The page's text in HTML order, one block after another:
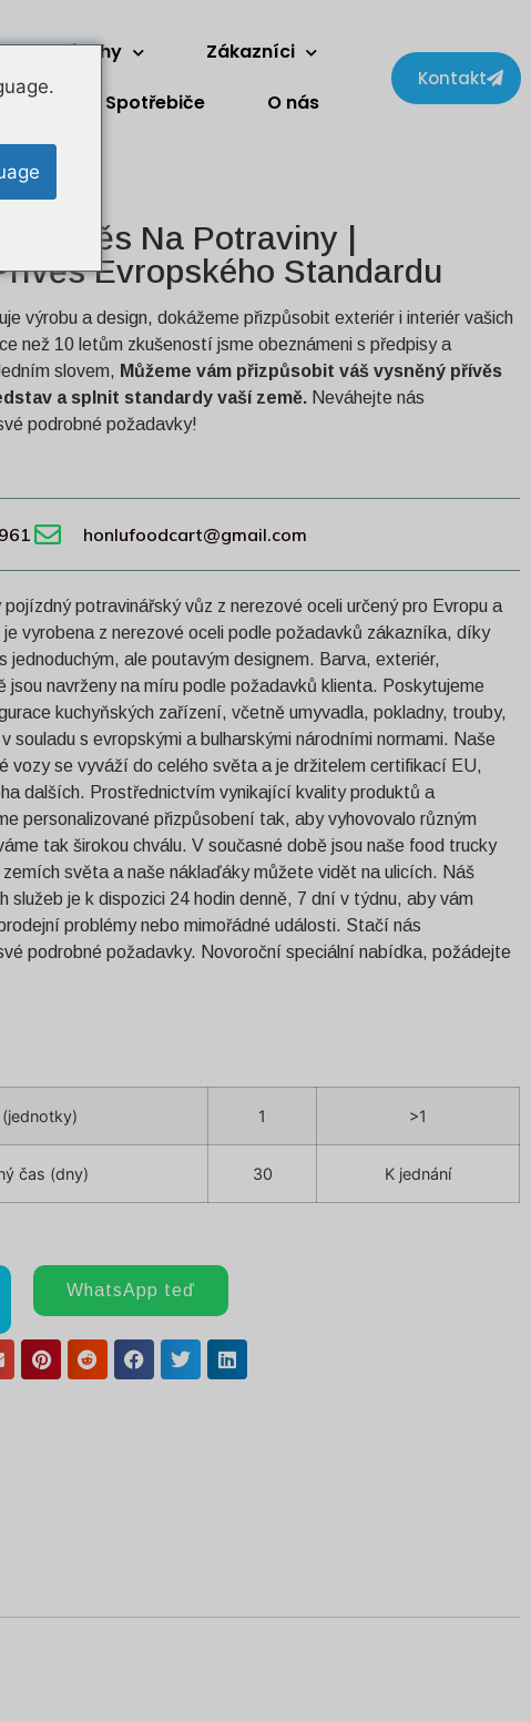
Dva příběhy
Zákazníci
Spotřebiče
O nás
Kontakt
Přívěs Na Potraviny |
Evropského Standardu
výrobu a design, dokážeme přizpůsobit exteriér i interiér vašich
než 10 letům zkušeností jsme obeznámeni s předpisy a
slovem, Můžeme vám přizpůsobit váš vysněný přívěs
a splnit standardy vaší země. Neváhejte nás
podrobné požadavky!
honlufoodcart@gmail.com
potravinářský vůz z nerezové oceli určený pro Evropu a
je vyrobena z nerezové oceli podle požadavků zákazníka, díky
jednoduchým, ale poutavým designem. Barva, exteriér,
jsou navrženy na míru podle požadavků klienta. Poskytujeme
kuchyňských zařízení, včetně umyvadla, pokladny, trouby,
souladu s evropskými a bulharskými národními normami. Naše
vozy se vyváží do celého světa a je držitelem certifikací EU,
dalších. Prostřednictvím vynikající kvality produktů a
personalizované přizpůsobení tak, aby vyhovovalo různým
tak širokou chválu. V současné době jsou naše food trucky
světa a naše náklaďáky můžete vidět na ulicích. Náš
služeb je k dispozici 24 hodin denně, 7 dní v týdnu, aby vám
problémy nebo mimořádné události. Stačí nás
podrobné požadavky. Novoroční speciální nabídka, požádejte
1 >1
čas (dny) 30 K jednání
WhatsApp teď